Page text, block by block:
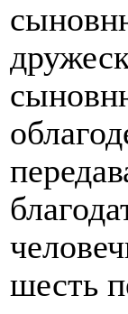
шесть